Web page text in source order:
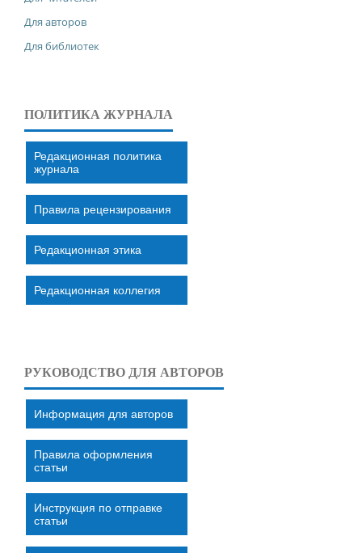
Для авторов
Для библиотек
ПОЛИТИКА ЖУРНАЛА
Редакционная политика
журнала
Правила рецензирования
Редакционная этика
Редакционная коллегия
РУКОВОДСТВО ДЛЯ АВТОРОВ
Информация для авторов
Правила оформления
статьи
Инструкция по отправке
статьи